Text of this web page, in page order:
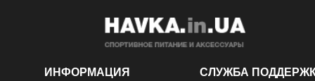
ИНФОРМАЦИЯ СЛУЖБА